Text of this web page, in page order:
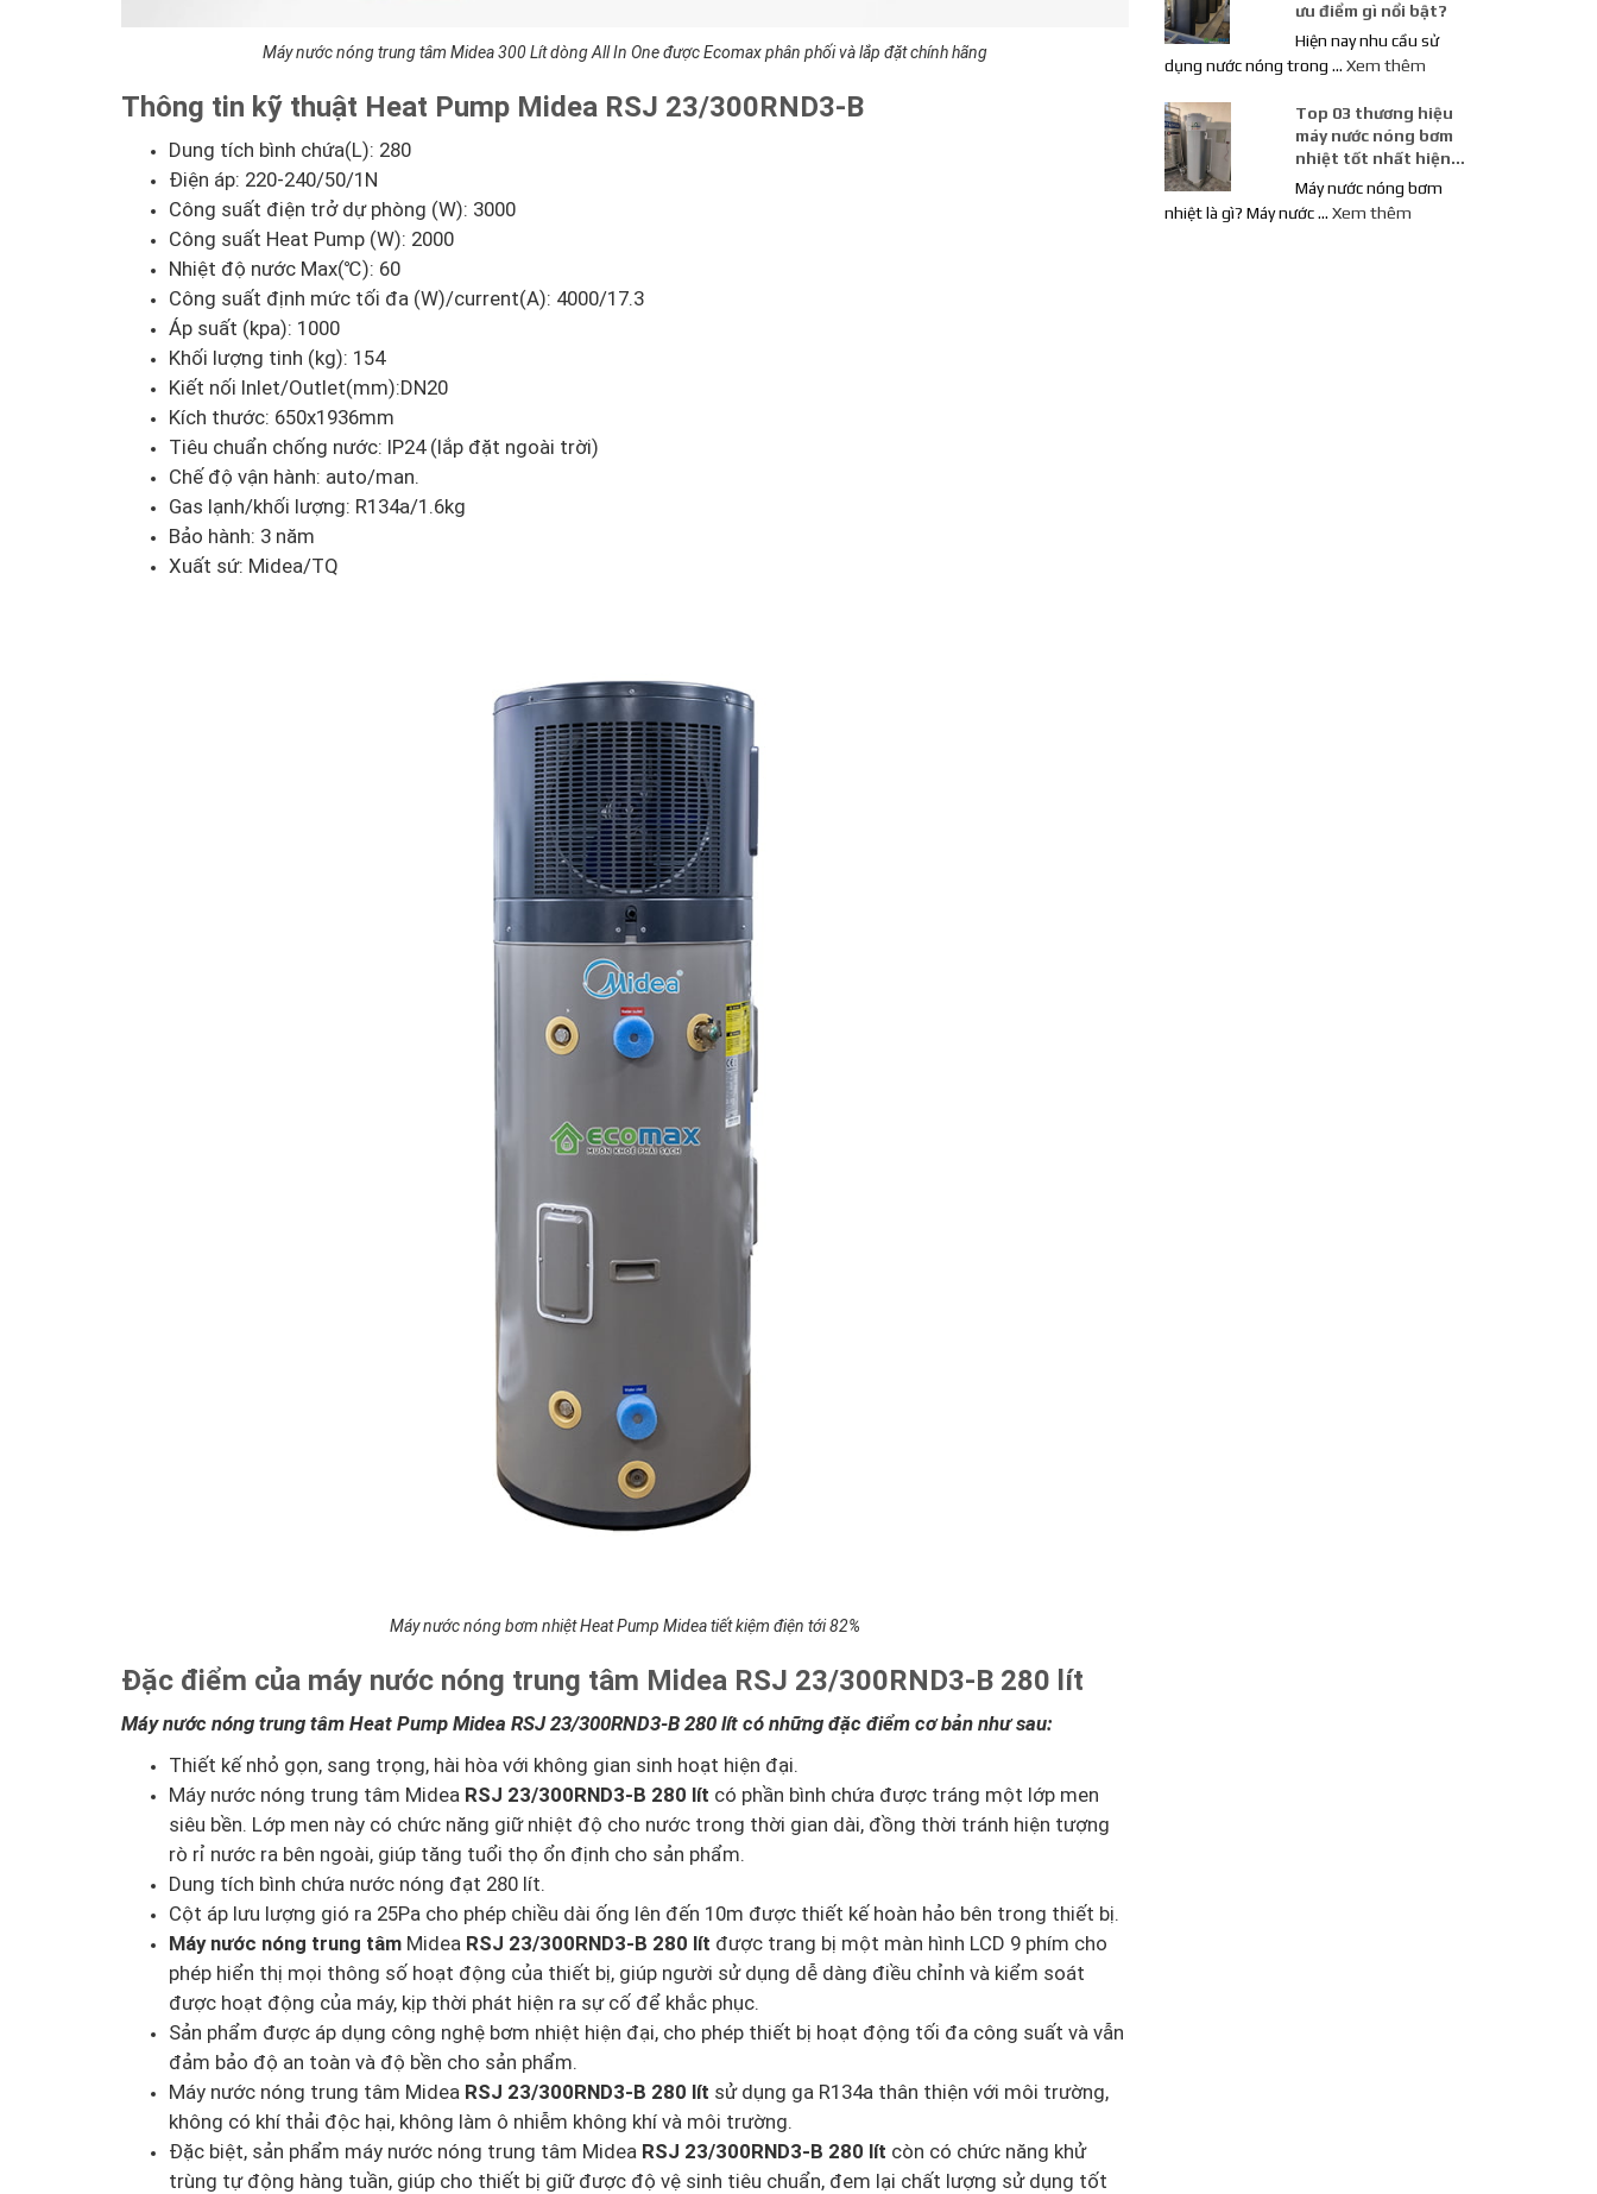
Máy nước nóng trung tâm Midea 300 Lít dòng All In One được Ecomax phân phối và lắp đặt chính hãng
Thông tin kỹ thuật Heat Pump Midea RSJ 23/300RND3-B
Dung tích bình chứa(L): 280
Điện áp: 220-240/50/1N
Công suất điện trở dự phòng (W): 3000
Công suất Heat Pump (W): 2000
Nhiệt độ nước Max(℃): 60
Công suất định mức tối đa (W)/current(A): 4000/17.3
Áp suất (kpa): 1000
Khối lượng tinh (kg): 154
Kiết nối Inlet/Outlet(mm):DN20
Kích thước: 650x1936mm
Tiêu chuẩn chống nước: IP24 (lắp đặt ngoài trời)
Chế độ vận hành: auto/man.
Gas lạnh/khối lượng: R134a/1.6kg
Bảo hành: 3 năm
Xuất sứ: Midea/TQ
Máy nước nóng bơm nhiệt Heat Pump Midea tiết kiệm điện tới 82%
Đặc điểm của máy nước nóng trung tâm Midea RSJ 23/300RND3-B 280 lít
Máy nước nóng trung tâm Heat Pump Midea RSJ 23/300RND3-B 280 lít có những đặc điểm cơ bản như sau:
Thiết kế nhỏ gọn, sang trọng, hài hòa với không gian sinh hoạt hiện đại.
Máy nước nóng trung tâm Midea RSJ 23/300RND3-B 280 lít có phần bình chứa được tráng một lớp men
siêu bền. Lớp men này có chức năng giữ nhiệt độ cho nước trong thời gian dài, đồng thời tránh hiện tượng
rò rỉ nước ra bên ngoài, giúp tăng tuổi thọ ổn định cho sản phẩm.
Dung tích bình chứa nước nóng đạt 280 lít.
Cột áp lưu lượng gió ra 25Pa cho phép chiều dài ống lên đến 10m được thiết kế hoàn hảo bên trong thiết bị.
Máy nước nóng trung tâm Midea RSJ 23/300RND3-B 280 lít được trang bị một màn hình LCD 9 phím cho
phép hiển thị mọi thông số hoạt động của thiết bị, giúp người sử dụng dễ dàng điều chỉnh và kiểm soát
được hoạt động của máy, kịp thời phát hiện ra sự cố để khắc phục.
Sản phẩm được áp dụng công nghệ bơm nhiệt hiện đại, cho phép thiết bị hoạt động tối đa công suất và vẫn
đảm bảo độ an toàn và độ bền cho sản phẩm.
Máy nước nóng trung tâm Midea RSJ 23/300RND3-B 280 lít sử dụng ga R134a thân thiện với môi trường,
không có khí thải độc hại, không làm ô nhiễm không khí và môi trường.
Đặc biệt, sản phẩm máy nước nóng trung tâm Midea RSJ 23/300RND3-B 280 lít còn có chức năng khử
trùng tự động hàng tuần, giúp cho thiết bị giữ được độ vệ sinh tiêu chuẩn, đem lại chất lượng sử dụng tốt
ưu điểm gì nổi bật?
Hiện nay nhu cầu sử
dụng nước nóng trong … Xem thêm
Top 03 thương hiệu
máy nước nóng bơm
nhiệt tốt nhất hiện
nay
Máy nước nóng bơm
nhiệt là gì? Máy nước … Xem thêm